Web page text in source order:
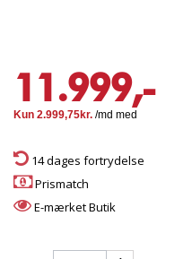
11.999,-
14 dages fortrydelse
Prismatch
E-mærket Butik